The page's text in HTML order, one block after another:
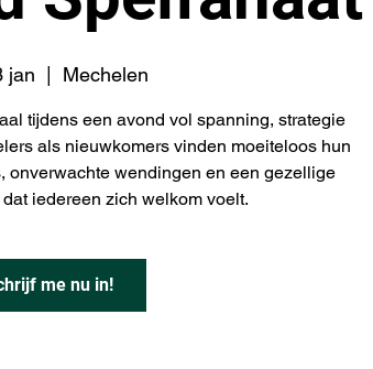
jan
  |
Mechelen
tijdens een avond vol spanning, strategie
als nieuwkomers vinden moeiteloos hun
onverwachte wendingen en een gezellige
iedereen zich welkom voelt.
me nu in!